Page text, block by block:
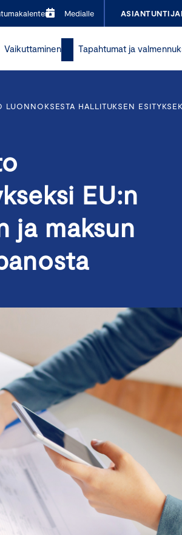
Medialle
Vaikuttaminen Tapahtumat ja
LUONNOKSESTA HALLITUKSEN
EU:n
ja maksun